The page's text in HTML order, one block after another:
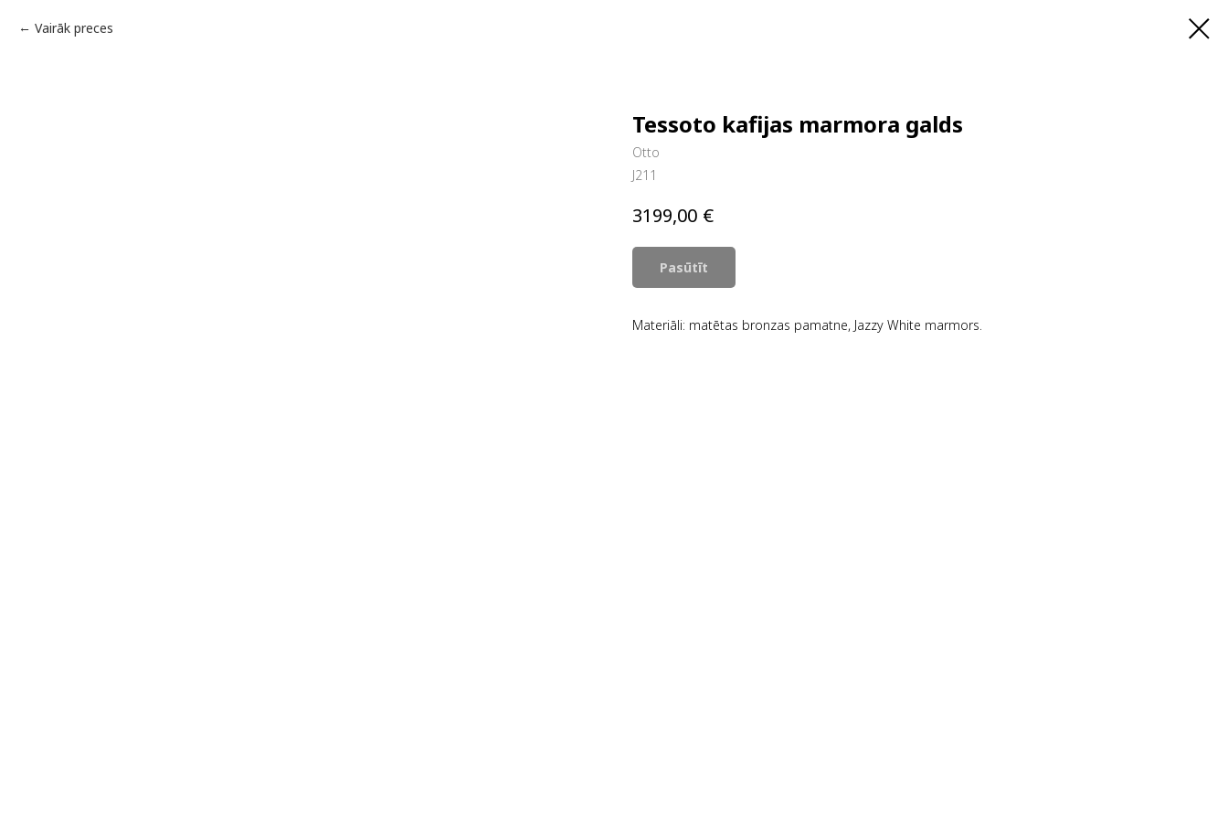
Vairāk preces
Tessoto kafijas marmora galds
Otto
J211
3199,00 €
Pasūtīt
Materiāli: matētas bronzas pamatne, Jazzy White marmors.